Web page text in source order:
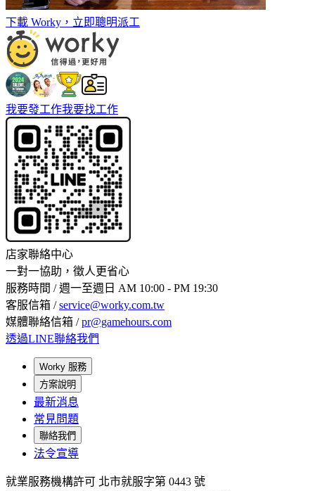
下載 Worky，立即聰明派工
我要發工作我要找工作
店家聯絡中心
一對一協助，徵人更省心
服務時間 / 週一至週日 AM 10:00 - PM 19:30
客服信箱 /service@worky.com.tw
媒體聯絡信箱 /pr@gamehours.com
透過LINE聯絡我們
Worky 服務
方案說明
最新消息
常見問題
聯絡我們
法令宣導
就業服務機構許可 北市就服字第 0443 號